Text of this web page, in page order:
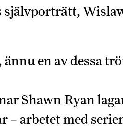
en av dessa
Shawn Ryan
– arbetet med